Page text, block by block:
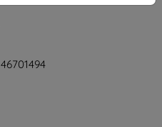
46701494